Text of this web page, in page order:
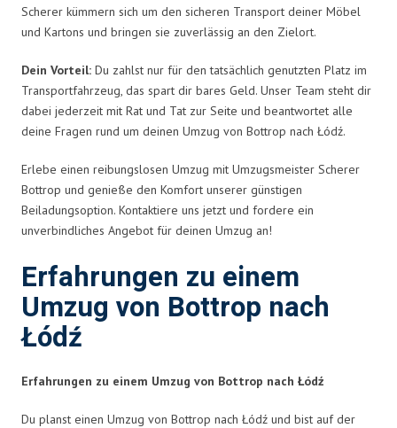
Scherer kümmern sich um den sicheren Transport deiner Möbel
und Kartons und bringen sie zuverlässig an den Zielort.
Dein Vorteil: Du zahlst nur für den tatsächlich genutzten Platz im
Transportfahrzeug, das spart dir bares Geld. Unser Team steht dir
dabei jederzeit mit Rat und Tat zur Seite und beantwortet alle
deine Fragen rund um deinen Umzug von Bottrop nach Łódź.
Erlebe einen reibungslosen Umzug mit Umzugsmeister Scherer
Bottrop und genieße den Komfort unserer günstigen
Beiladungsoption. Kontaktiere uns jetzt und fordere ein
unverbindliches Angebot für deinen Umzug an!
Erfahrungen zu einem
Umzug von Bottrop nach
Łódź
Erfahrungen zu einem Umzug von Bottrop nach Łódź
Du planst einen Umzug von Bottrop nach Łódź und bist auf der